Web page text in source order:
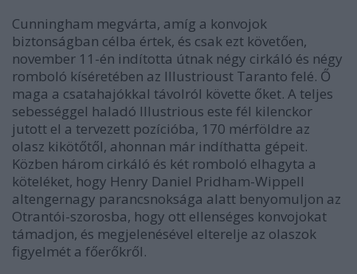
Cunningham megvárta, amíg a konvojok
biztonságban célba értek, és csak ezt követően,
november 11-én indította útnak négy cirkáló és négy
romboló kíséretében az Illustrioust Taranto felé. Ő
maga a csatahajókkal távolról követte őket. A teljes
sebességgel haladó Illustrious este fél kilenckor
jutott el a tervezett pozícióba, 170 mérföldre az
olasz kikötőtől, ahonnan már indíthatta gépeit.
Közben három cirkáló és két romboló elhagyta a
köteléket, hogy Henry Daniel Pridham-Wippell
altengernagy parancsnoksága alatt benyomuljon az
Otrantói-szorosba, hogy ott ellenséges konvojokat
támadjon, és megjelenésével elterelje az olaszok
figyelmét a főerőkről.